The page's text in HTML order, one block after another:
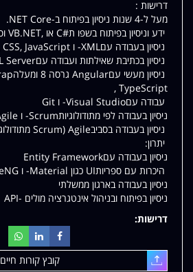
דרישות :
מעל ל-4 שנות ניסיון בפיתוח ב-NET Core.
ידע וניסיון בפיתוח בשפו ת#C או ,VB.NET וסביבת ASP.NET
ניסיון בעבודה עםXML- ו HTML, CSS, JavaScript
ניסיון בכתיבת שאילתות ועבודה עםSQL Server
TypeScript ,
עבודה עםVisual Studio- ו Git
ניסיון בעבודה לפי מתודולוגיותScrum- ו Agile
ניסיון בעבודה בסביבAgile (Scrum מתודולוגיות )
יתרון:
ניסיון בעבודה עםEntity Framework
היכרות עם ספריותUI כגון Material- ו PrimeNG
ניסיון בעבודה בארגון ממשלתי
ניסיון בפיתוח ובניהול אינטגרציה מולים -API
דרישות:
עלאת
קובץ קורות חיים